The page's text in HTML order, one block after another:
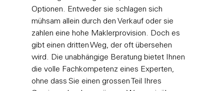
Optionen. Entweder sie schlagen sich
mühsam allein durch den Verkauf oder sie
zahlen eine hohe Maklerprovision. Doch es
gibt einen dritten Weg, der oft übersehen
wird. Die unabhängige Beratung bietet Ihnen
die volle Fachkompetenz eines Experten,
ohne dass Sie einen grossen Teil Ihres